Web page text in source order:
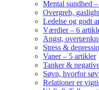
Mental sundhed
Overgreb,
Ledelse og godt
Værdier – 6
Angst,
Stress &
Vaner – 5 artikler
Tanker &
Søvn, hvorfor
Relationer er